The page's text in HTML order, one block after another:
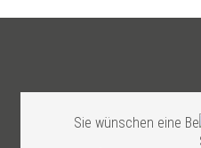
Sie wünschen eine